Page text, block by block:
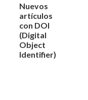
Nuevos
artículos
con DOI
(Digital
Object
Identifier)